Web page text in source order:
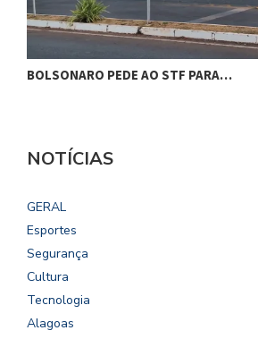
BOLSONARO PEDE AO STF PARA…
NOTÍCIAS
GERAL
Esportes
Segurança
Cultura
Tecnologia
Alagoas